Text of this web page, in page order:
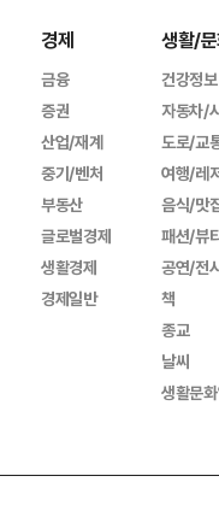
경제
금융
증권
산업/재계
중기/벤처
부동산
글로벌경제
생활경제
경제일반
생활/
건강정보
자동차/
도로/교
여행/레
음식/맛
패션/뷰
공연/전
책
종교
날씨
생활문